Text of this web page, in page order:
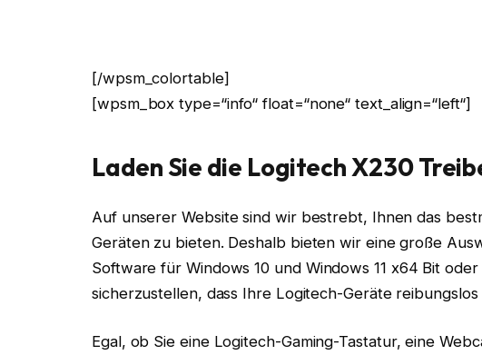
[/wpsm_colortable]
[wpsm_box type=“info“ float=“none“ text_align=“left“]
Laden Sie die Logitech X230
Auf unserer Website sind wir bestrebt, Ihnen das
Geräten zu bieten. Deshalb bieten wir eine große
Software für Windows 10 und Windows 11 x64 Bit
sicherzustellen, dass Ihre Logitech-Geräte
Egal, ob Sie eine Logitech-Gaming-Tastatur, eine